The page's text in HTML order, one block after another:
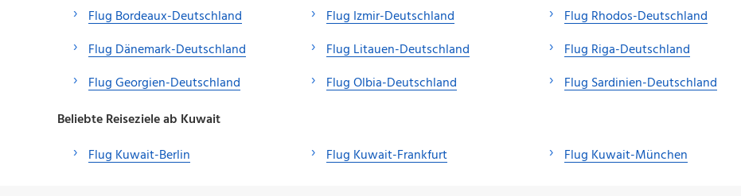
Flug Bordeaux-Deutschland
Flug Dänemark-Deutschland
Flug Georgien-Deutschland
Flug Izmir-Deutschland
Flug Litauen-Deutschland
Flug Olbia-Deutschland
Flug Rhodos-Deutschland
Flug Riga-Deutschland
Flug Sardinien-Deutschland
Beliebte Reiseziele ab Kuwait
Flug Kuwait-Berlin
Flug Kuwait-Frankfurt Flug Kuwait-München